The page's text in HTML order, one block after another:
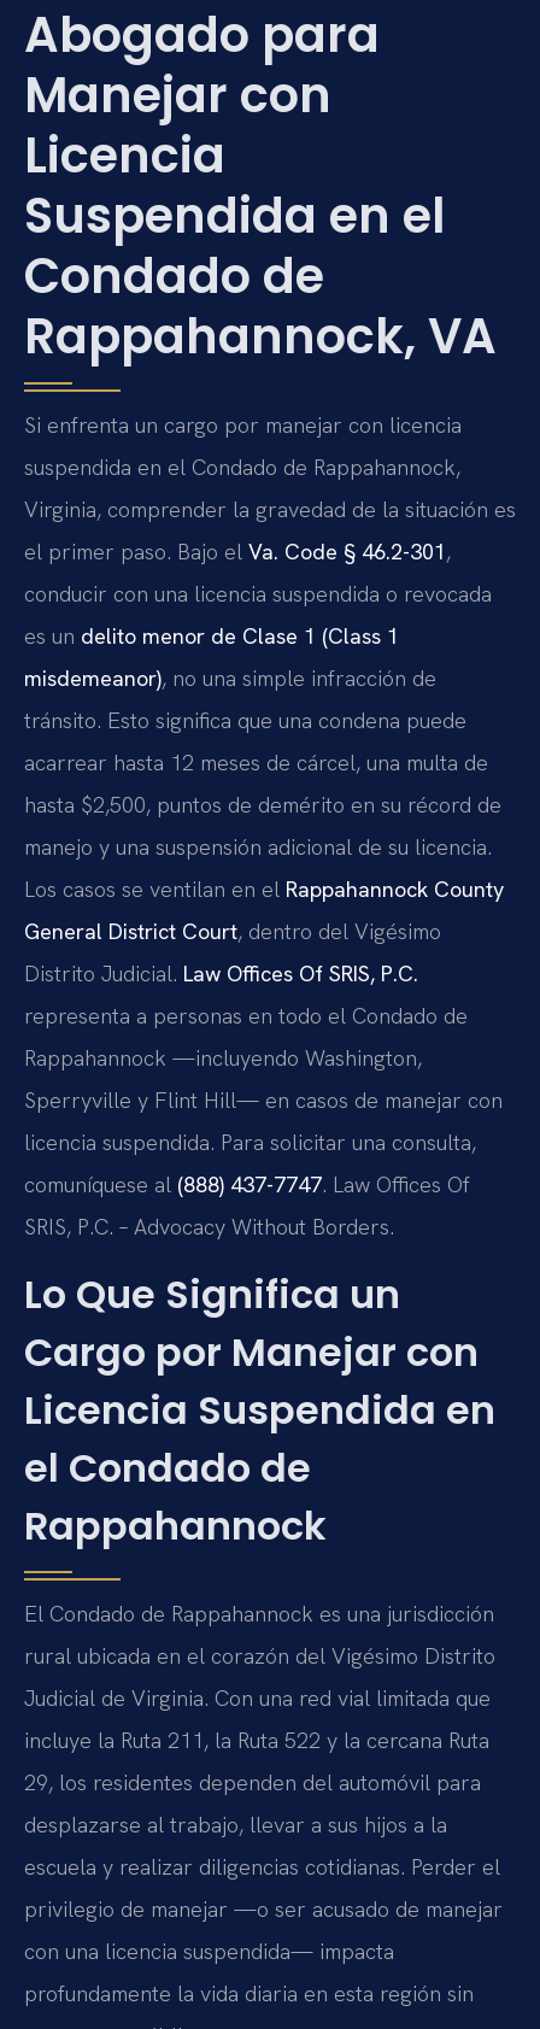
Abogado para
Manejar con
Licencia
Suspendida en el
Condado de
Rappahannock, VA
Si enfrenta un cargo por manejar con licencia
suspendida en el Condado de Rappahannock,
Virginia, comprender la gravedad de la situación es
el primer paso. Bajo el Va. Code § 46.2-301,
conducir con una licencia suspendida o revocada
es un delito menor de Clase 1 (Class 1
misdemeanor), no una simple infracción de
tránsito. Esto significa que una condena puede
acarrear hasta 12 meses de cárcel, una multa de
hasta $2,500, puntos de demérito en su récord de
manejo y una suspensión adicional de su licencia.
Los casos se ventilan en el Rappahannock County
General District Court, dentro del Vigésimo
Distrito Judicial. Law Offices Of SRIS, P.C.
representa a personas en todo el Condado de
Rappahannock —incluyendo Washington,
Sperryville y Flint Hill— en casos de manejar con
licencia suspendida. Para solicitar una consulta,
comuníquese al (888) 437-7747. Law Offices Of
SRIS, P.C. – Advocacy Without Borders.
Lo Que Significa un
Cargo por Manejar con
Licencia Suspendida en
el Condado de
Rappahannock
El Condado de Rappahannock es una jurisdicción
rural ubicada en el corazón del Vigésimo Distrito
Judicial de Virginia. Con una red vial limitada que
incluye la Ruta 211, la Ruta 522 y la cercana Ruta
29, los residentes dependen del automóvil para
desplazarse al trabajo, llevar a sus hijos a la
escuela y realizar diligencias cotidianas. Perder el
privilegio de manejar —o ser acusado de manejar
con una licencia suspendida— impacta
profundamente la vida diaria en esta región sin